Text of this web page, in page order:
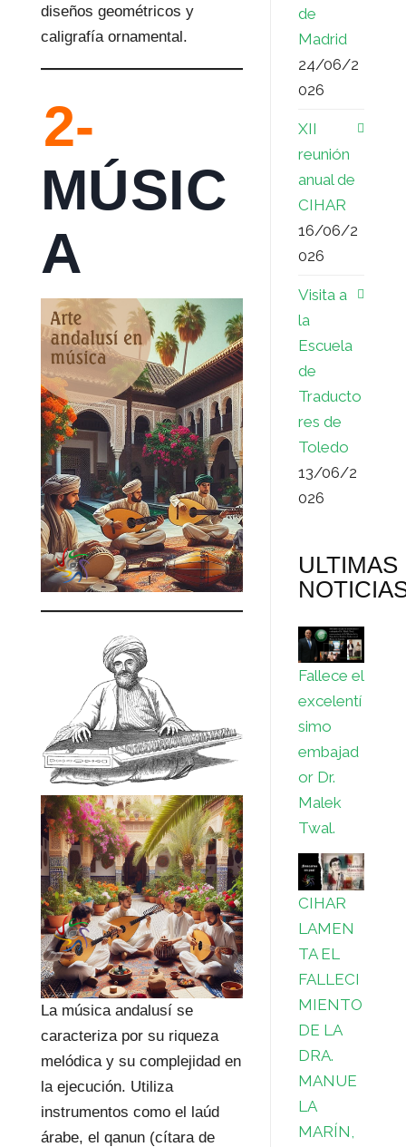
diseños geométricos y
caligrafía ornamental.
2-
MÚSIC
A
La música andalusí se
caracteriza por su riqueza
melódica y su complejidad en
la ejecución. Utiliza
instrumentos como el laúd
árabe, el qanun (cítara de
de
Madrid
24/06/2
026
XII
reunión
anual de
CIHAR
16/06/2
026
Visita a
la
Escuela
de
Traducto
res de
Toledo
13/06/2
026
ULTIMAS
Fallece el
excelentí
simo
embajad
or Dr.
Malek
Twal.
CIHAR
LAMEN
TA EL
FALLECI
MIENTO
DE LA
DRA.
MANUE
LA
MARÍN,